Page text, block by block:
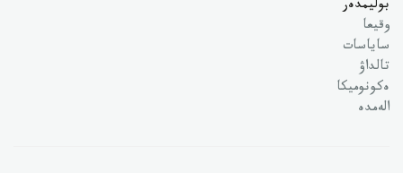
بوليمدەر
وقيعا
ساياسات
تالداۋ
ەكونوميكا
الەمدە